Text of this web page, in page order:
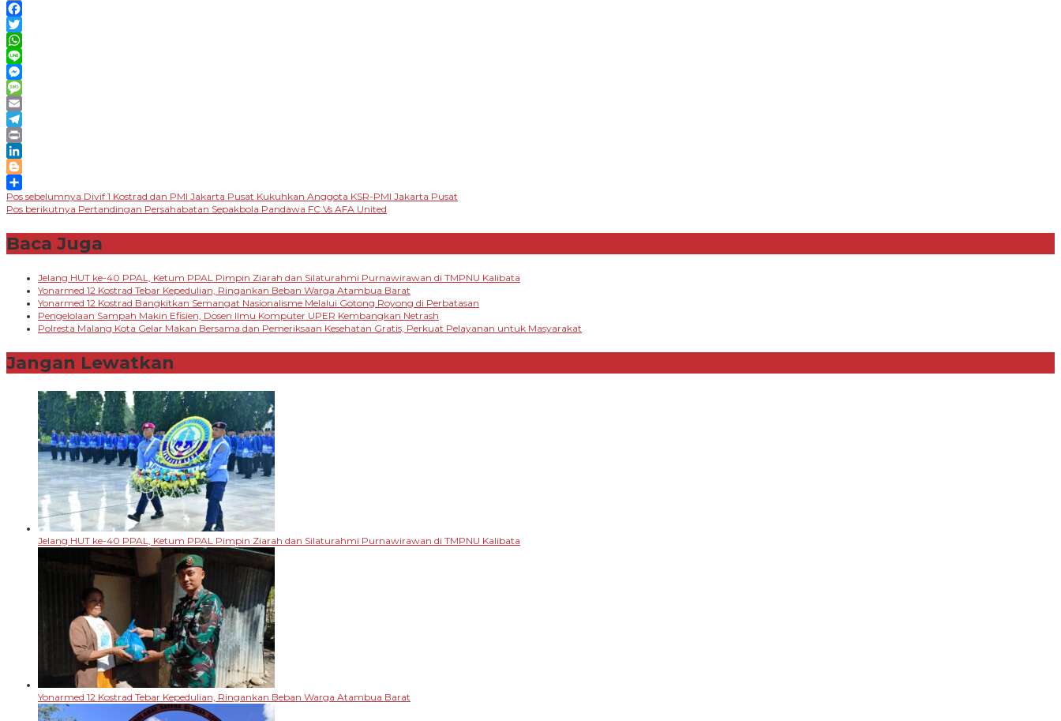
Copy
Link
Facebook
Twitter
WhatsApp
Line
Messenger
Message
Email
Telegram
Print
LinkedIn
Blogger
Share
Navigasi
Pos sebelumnya Divif 1 Kostrad dan PMI Jakarta Pusat Kukuhkan Anggota KSR-PMI Jakarta Pusat
Pos berikutnya Pertandingan Persahabatan Sepakbola Pandawa FC Vs AFA United
Baca Juga
Jelang HUT ke-40 PPAL, Ketum PPAL Pimpin Ziarah dan Silaturahmi Purnawirawan di TMPNU Kalibata
Yonarmed 12 Kostrad Tebar Kepedulian, Ringankan Beban Warga Atambua Barat
Yonarmed 12 Kostrad Bangkitkan Semangat Nasionalisme Melalui Gotong Royong di Perbatasan
Pengelolaan Sampah Makin Efisien, Dosen Ilmu Komputer UPER Kembangkan Netrash
Polresta Malang Kota Gelar Makan Bersama dan Pemeriksaan Kesehatan Gratis, Perkuat Pelayanan untuk Masyarakat
Jangan Lewatkan
Jelang HUT ke-40 PPAL, Ketum PPAL Pimpin Ziarah dan Silaturahmi Purnawirawan di TMPNU Kalibata
Yonarmed 12 Kostrad Tebar Kepedulian, Ringankan Beban Warga Atambua Barat